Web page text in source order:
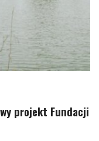
projekt Fundacji